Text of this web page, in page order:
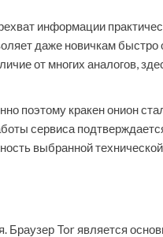
информации
даже новичкам
от многих аналогов,
поэтому кракен онион
сервиса
выбранной
Браузер Tor является